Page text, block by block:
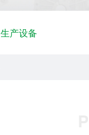
生产设备